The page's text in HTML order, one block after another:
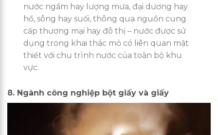
nước ngầm hay lượng mưa, đại dương hay
hồ, sông hay suối, thông qua nguồn cung
cấp thương mại hay đô thị – nước được sử
dụng trong khai thác mỏ có liên quan mật
thiết với chu trình nước của toàn bộ khu
vực.
8. Ngành công nghiệp bột giấy và giấy